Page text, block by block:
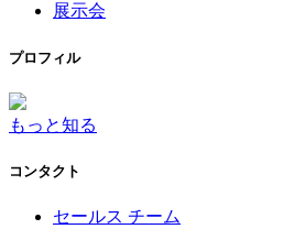
展示会
プロフィル
もっと知る
コンタクト
セールス チーム